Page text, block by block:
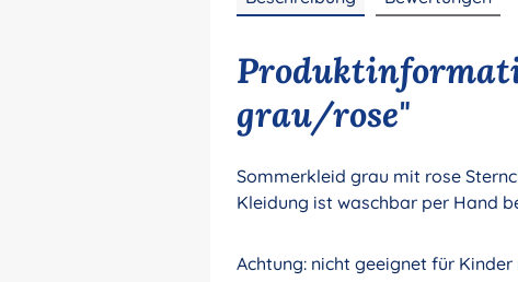
grau/rose"
Sommerkleid grau mit rose
Kleidung ist waschbar per Hand
Achtung: nicht geeignet für